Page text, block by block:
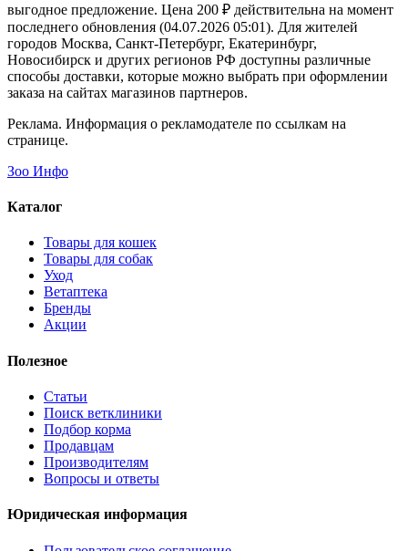
выгодное предложение. Цена 200 ₽ действительна на момент
последнего обновления (04.07.2026 05:01). Для жителей
городов Москва, Санкт-Петербург, Екатеринбург,
Новосибирск и других регионов РФ доступны различные
способы доставки, которые можно выбрать при оформлении
заказа на сайтах магазинов партнеров.
Реклама. Информация о рекламодателе по ссылкам на
странице.
Зоо Инфо
Каталог
Товары для кошек
Товары для собак
Уход
Ветаптека
Бренды
Акции
Полезное
Статьи
Поиск ветклиники
Подбор корма
Продавцам
Производителям
Вопросы и ответы
Юридическая информация